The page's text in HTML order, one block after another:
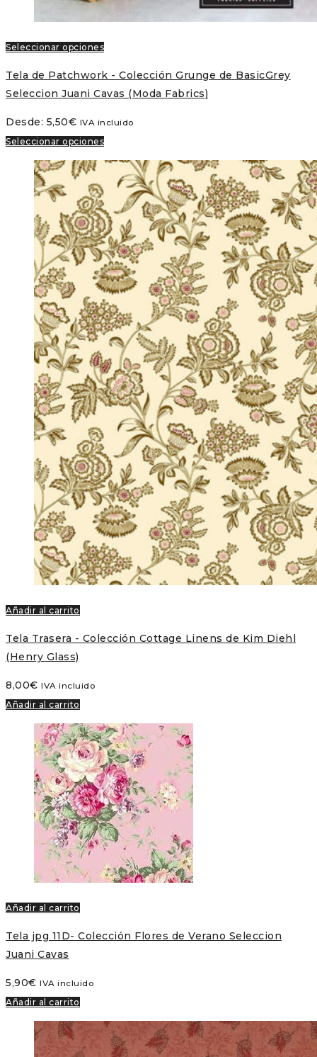
Seleccionar opciones
Tela de Patchwork - Colección Grunge de BasicGrey
Seleccion Juani Cavas (Moda Fabrics)
Desde: 5,50€ IVA incluido
Seleccionar opciones
Añadir al carrito
Tela Trasera - Colección Cottage Linens de Kim Diehl
(Henry Glass)
8,00€ IVA incluido
Añadir al carrito
Añadir al carrito
Tela jpg 11D- Colección Flores de Verano Seleccion
Juani Cavas
5,90€ IVA incluido
Añadir al carrito